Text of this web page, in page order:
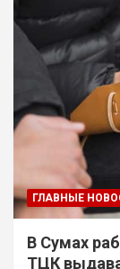
ГЛАВНЫЕ
В Сумах
ТЦК